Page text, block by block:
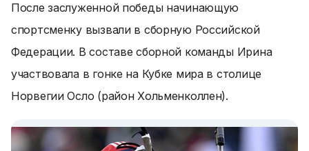
После заслуженной победы начинающую
спортсменку вызвали в сборную Российской
Федерации. В составе сборной команды Ирина
участвовала в гонке на Кубке мира в столице
Норвегии Осло (район Хольменколлен).